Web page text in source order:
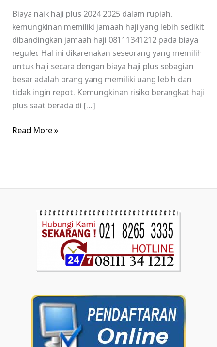
Biaya naik haji plus 2024 2025 dalam rupiah,
kemungkinan memiliki jamaah haji yang lebih sedikit
dibandingkan jamaah haji 08111341212 pada biaya
reguler. Hal ini dikarenakan seseorang yang memilih
untuk haji secara dengan biaya haji plus sebagian
besar adalah orang yang memiliki uang lebih dan
tidak ingin repot. Kemungkinan risiko berangkat haji
plus saat berada di […]
Read More »